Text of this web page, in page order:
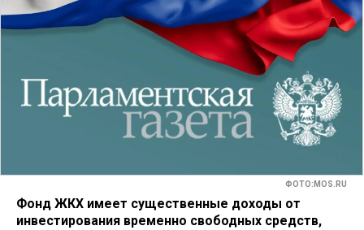
ФОТО:MOS.RU
Фонд ЖКХ имеет существенные доходы от
инвестирования временно свободных средств,